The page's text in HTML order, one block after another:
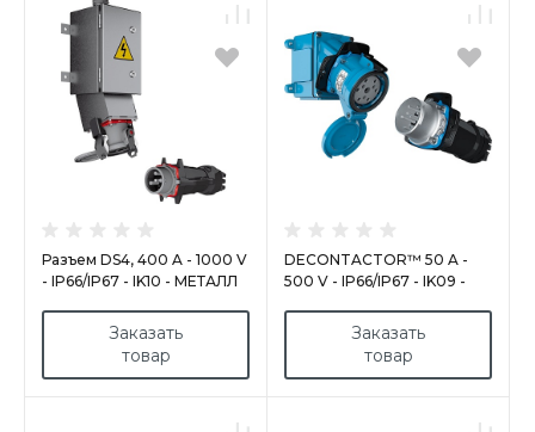
Разъем DS4, 400 A - 1000 V
- IP66/IP67 - IK10 - МЕТАЛЛ
Заказать
товар
DECONTACTOR™ 50 A -
500 V - IP66/IP67 - IK09 -
Заказать
товар